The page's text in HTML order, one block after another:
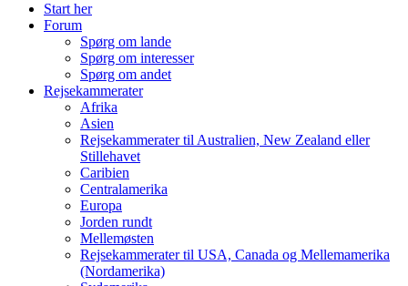
Start her
Forum
Spørg om lande
Spørg om interesser
Spørg om andet
Rejsekammerater
Afrika
Asien
Rejsekammerater til Australien, New Zealand eller
Stillehavet
Caribien
Centralamerika
Europa
Jorden rundt
Mellemøsten
Rejsekammerater til USA, Canada og Mellemamerika
(Nordamerika)